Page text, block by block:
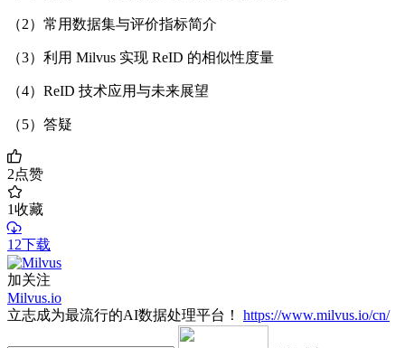
（2）常用数据集与评价指标简介
（3）利用 Milvus 实现 ReID 的相似性度量
（4）ReID 技术应用与未来展望
（5）答疑
2点赞
1收藏
12下载
加关注
Milvus.io
立志成为最流行的AI数据处理平台！
https://www.milvus.io/cn/